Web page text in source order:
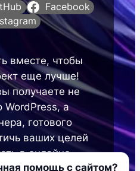
помощь с сайтом?
Facebook
вместе, чтобы
еще лучше!
получаете не
WordPress, а
готового
ваших целей
в онлайне.